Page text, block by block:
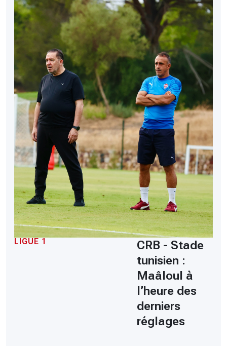
LIGUE 1
CRB - Stade
tunisien :
Maâloul à
l’heure des
derniers
réglages